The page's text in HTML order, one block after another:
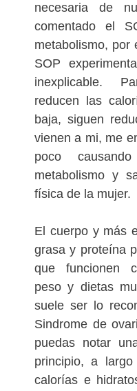
necesaria de
comentado el
metabolismo, por
SOP
inexplicable.
reducen las
baja, siguen
vienen a mi, me
poco
metabolismo y
física de la mujer.
El cuerpo y más
grasa y proteína
que funcionen
peso y dietas
suele ser lo
Sindrome de
puedas notar
principio, a
calorías e